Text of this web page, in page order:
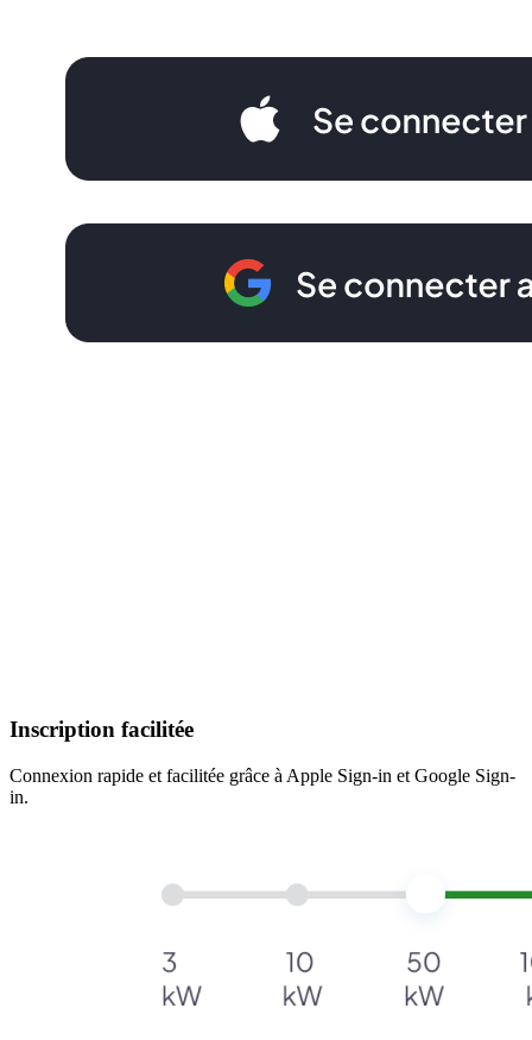
Inscription facilitée
Connexion rapide et facilitée grâce à Apple Sign-in et Google Sign-
in.